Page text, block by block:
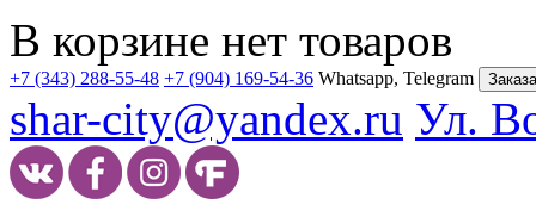
В корзине нет товаров
+7 (343) 288-55-48 +7 (904) 169-54-36 Whatsapp, Telegram
shar-city@yandex.ru Ул.